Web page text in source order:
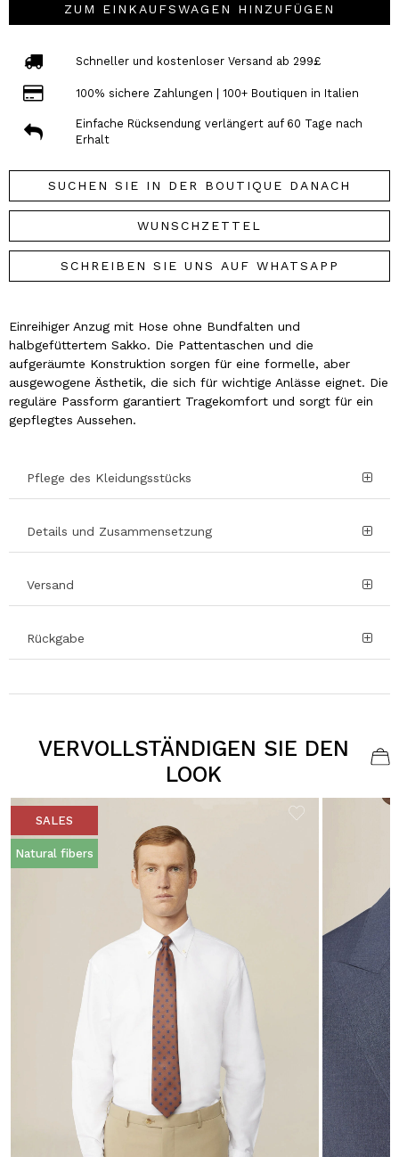
ZUM EINKAUFSWAGEN HINZUFÜGEN
Schneller und kostenloser Versand ab 299£
100% sichere Zahlungen | 100+ Boutiquen in Italien
Einfache Rücksendung verlängert auf 60 Tage nach
Erhalt
SUCHEN SIE IN DER BOUTIQUE DANACH
WUNSCHZETTEL
SCHREIBEN SIE UNS AUF WHATSAPP
Einreihiger Anzug mit Hose ohne Bundfalten und
halbgefüttertem Sakko. Die Pattentaschen und die
aufgeräumte Konstruktion sorgen für eine formelle, aber
ausgewogene Ästhetik, die sich für wichtige Anlässe eignet. Die
reguläre Passform garantiert Tragekomfort und sorgt für ein
gepflegtes Aussehen.
Pflege des Kleidungsstücks
Details und Zusammensetzung
Versand
Rückgabe
VERVOLLSTÄNDIGEN SIE DEN
LOOK
SALES
Natural fibers